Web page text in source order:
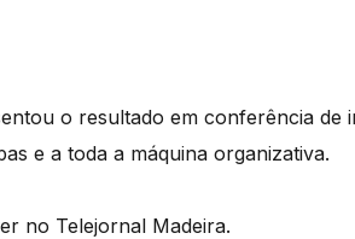
o resultado em conferência de
e a toda a máquina organizativa.
no Telejornal Madeira.